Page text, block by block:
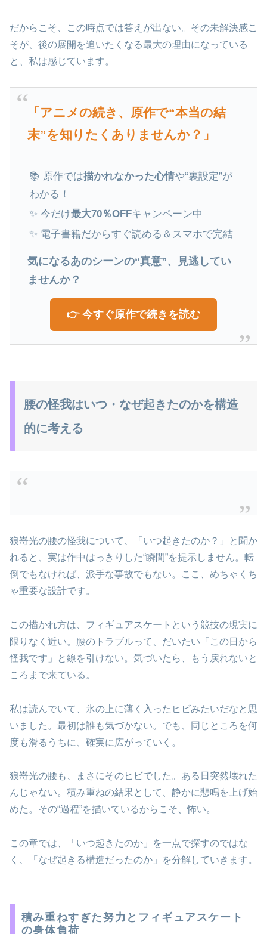
だからこそ、この時点では答えが出ない。その未解決感こ
そが、後の展開を追いたくなる最大の理由になっている
と、私は感じています。
「アニメの続き、原作で“本当の結
末”を知りたくありませんか？」
📚 原作では描かれなかった心情や“裏設定”が
わかる！
✨ 今だけ最大70％OFFキャンペーン中
✨ 電子書籍だからすぐ読める＆スマホで完結
気になるあのシーンの“真意”、見逃してい
ませんか？
👉 今すぐ原作で続きを読む
腰の怪我はいつ・なぜ起きたのかを構造
的に考える
狼嵜光の腰の怪我について、「いつ起きたのか？」と聞か
れると、実は作中はっきりした“瞬間”を提示しません。転
倒でもなければ、派手な事故でもない。ここ、めちゃくち
ゃ重要な設計です。
この描かれ方は、フィギュアスケートという競技の現実に
限りなく近い。腰のトラブルって、だいたい「この日から
怪我です」と線を引けない。気づいたら、もう戻れないと
ころまで来ている。
私は読んでいて、氷の上に薄く入ったヒビみたいだなと思
いました。最初は誰も気づかない。でも、同じところを何
度も滑るうちに、確実に広がっていく。
狼嵜光の腰も、まさにそのヒビでした。ある日突然壊れた
んじゃない。積み重ねの結果として、静かに悲鳴を上げ始
めた。その“過程”を描いているからこそ、怖い。
この章では、「いつ起きたのか」を一点で探すのではな
く、「なぜ起きる構造だったのか」を分解していきます。
積み重ねすぎた努力とフィギュアスケート
の身体負荷